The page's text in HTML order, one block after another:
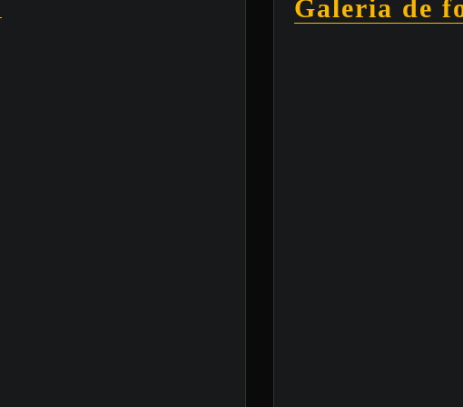
Galeria de